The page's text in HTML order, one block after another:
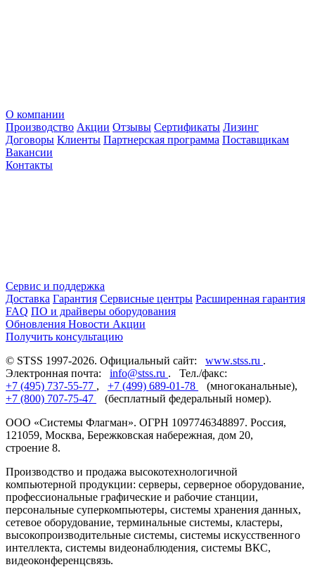
О компании
Производство Акции Отзывы Сертификаты Лизинг
Договоры Клиенты Партнерская программа Поставщикам
Вакансии
Контакты
Сервис и поддержка
Доставка Гарантия Сервисные центры Расширенная гарантия
FAQ ПО и драйверы оборудования
Обновления Новости Акции
Получить консультацию
© STSS 1997-2026. Официальный сайт: www.stss.ru .
Электронная почта: info@stss.ru . Тел./факс:
+7 (495) 737-55-77 , +7 (499) 689-01-78
(многоканальные),
+7 (800) 707-75-47
(бесплатный федеральный номер).
ООО «Системы Флагман». ОГРН 1097746348897. Россия,
121059, Москва, Бережковская набережная, дом 20,
строение 8.
Производство и продажа высокотехнологичной
компьютерной продукции: серверы, серверное оборудование,
профессиональные графические и рабочие станции,
персональные суперкомпьютеры, системы хранения данных,
сетевое оборудование, терминальные системы, кластеры,
высокопроизводительные системы, системы искусственного
интеллекта, системы видеонаблюдения, системы ВКС,
видеоконференцсвязь.